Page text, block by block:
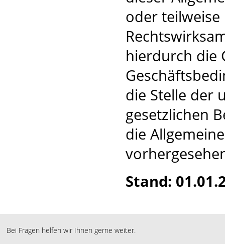
oder
hierdurch die
die Stelle der
gesetzlichen
die
Stand:
Bei Fragen helfen wir Ihnen gerne weiter.